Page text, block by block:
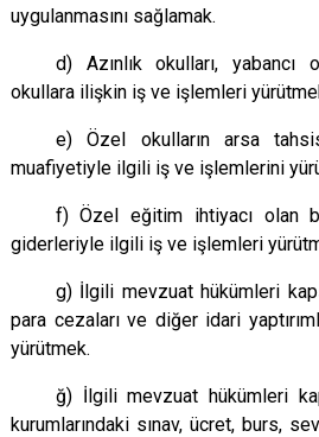
uygulanmasını sağlamak.
d) Azınlık okulları, yabancı
okullara ilişkin iş ve işlemleri
e) Özel okulların arsa
muafiyetiyle ilgili iş ve işlemlerini
f) Özel eğitim ihtiyacı olan
giderleriyle ilgili iş ve işlemleri
g) İlgili mevzuat hükümleri
para cezaları ve diğer idari
yürütmek.
ğ) İlgili mevzuat hükümleri
kurumlarındaki sınav, ücret, burs,